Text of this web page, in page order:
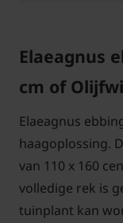
Elaeagnus
cm of
Elaeagnus
haagoplossing.
van 110 x 160
volledige rek is
tuinplant kan